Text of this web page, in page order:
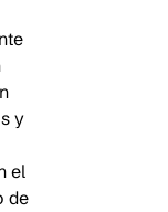
y
el
de